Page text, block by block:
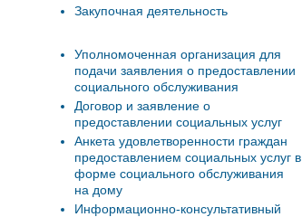
Закупочная деятельность
Уполномоченная организация для
подачи заявления о предоставлении
социального обслуживания
Договор и заявление о
предоставлении социальных услуг
Анкета удовлетворенности граждан
предоставлением социальных услуг в
форме социального обслуживания
на дому
Информационно-консультативный